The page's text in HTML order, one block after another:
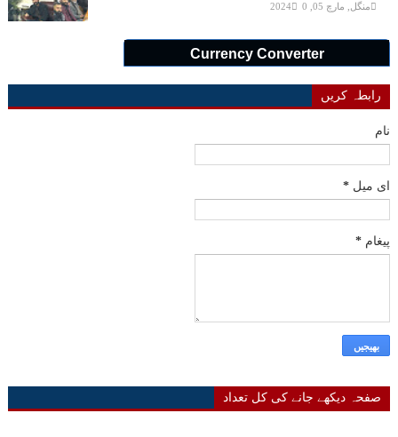
منگل, مارچ 05, 2024 0
Currency Converter
رابطہ کریں
نام
ای میل *
پیغام *
صفحہ دیکھے جانے کی کل تعداد